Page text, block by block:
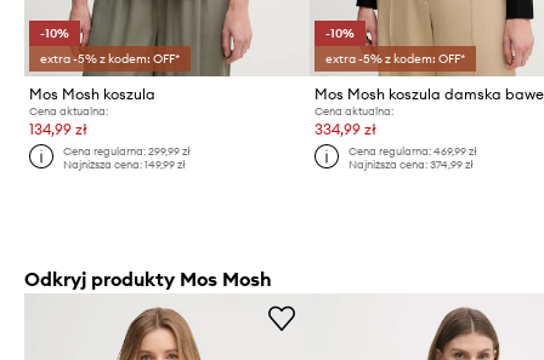
-10%
extra -5% z kodem: OFF*
Mos Mosh koszula
Cena aktualna:
134,99 zł
Cena regularna:299,99 zł
Najniższa cena:149,99 zł
-10%
extra -5% z kodem: OFF*
Cena aktualna:
334,99 zł
Cena regularna: 469,99 zł
Najniższa cena: 374,99 zł
Odkryj produkty Mos Mosh